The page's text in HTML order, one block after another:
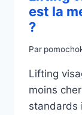
est la
?
Par
Lifting
moins
standards